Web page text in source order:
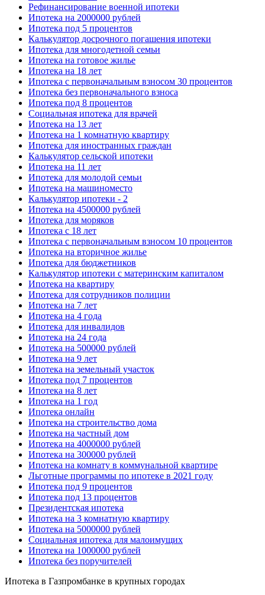
Рефинансирование военной ипотеки
Ипотека на 2000000 рублей
Ипотека под 5 процентов
Калькулятор досрочного погашения ипотеки
Ипотека для многодетной семьи
Ипотека на готовое жилье
Ипотека на 18 лет
Ипотека с первоначальным взносом 30 процентов
Ипотека без первоначального взноса
Ипотека под 8 процентов
Социальная ипотека для врачей
Ипотека на 13 лет
Ипотека на 1 комнатную квартиру
Ипотека для иностранных граждан
Калькулятор сельской ипотеки
Ипотека на 11 лет
Ипотека для молодой семьи
Ипотека на машиноместо
Калькулятор ипотеки - 2
Ипотека на 4500000 рублей
Ипотека для моряков
Ипотека с 18 лет
Ипотека с первоначальным взносом 10 процентов
Ипотека на вторичное жилье
Ипотека для бюджетников
Калькулятор ипотеки с материнским капиталом
Ипотека на квартиру
Ипотека для сотрудников полиции
Ипотека на 7 лет
Ипотека на 4 года
Ипотека для инвалидов
Ипотека на 24 года
Ипотека на 500000 рублей
Ипотека на 9 лет
Ипотека на земельный участок
Ипотека под 7 процентов
Ипотека на 8 лет
Ипотека на 1 год
Ипотека онлайн
Ипотека на строительство дома
Ипотека на частный дом
Ипотека на 4000000 рублей
Ипотека на 300000 рублей
Ипотека на комнату в коммунальной квартире
Льготные программы по ипотеке в 2021 году
Ипотека под 9 процентов
Ипотека под 13 процентов
Президентская ипотека
Ипотека на 3 комнатную квартиру
Ипотека на 5000000 рублей
Социальная ипотека для малоимущих
Ипотека на 1000000 рублей
Ипотека без поручителей
Ипотека в Газпромбанке в крупных городах